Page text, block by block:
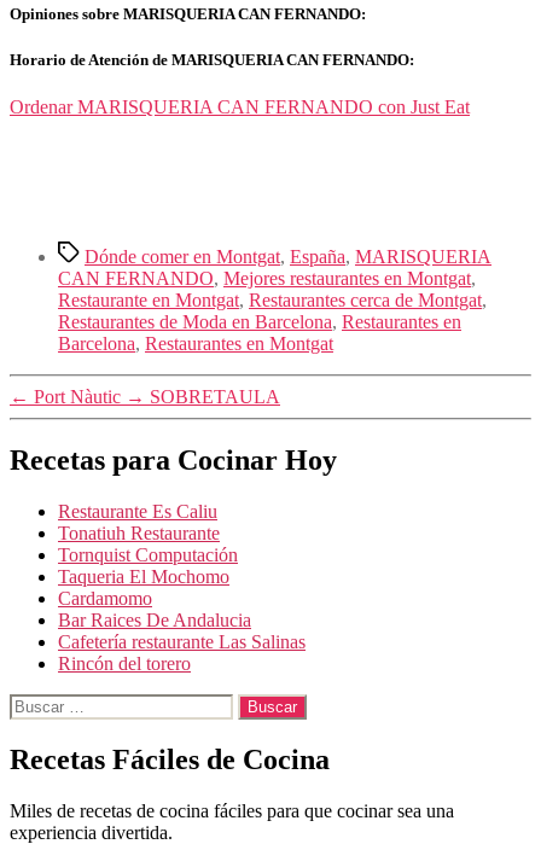
Opiniones sobre MARISQUERIA CAN FERNANDO:
Horario de Atención de MARISQUERIA CAN FERNANDO:
Ordenar MARISQUERIA CAN FERNANDO con Just Eat
Etiquetas
Dónde comer en Montgat, España, MARISQUERIA
CAN FERNANDO, Mejores restaurantes en Montgat,
Restaurante en Montgat, Restaurantes cerca de Montgat,
Restaurantes de Moda en Barcelona, Restaurantes en
Barcelona, Restaurantes en Montgat
← Port Nàutic → SOBRETAULA
Recetas para Cocinar Hoy
Restaurante Es Caliu
Tonatiuh Restaurante
Tornquist Computación
Taqueria El Mochomo
Cardamomo
Bar Raices De Andalucia
Cafetería restaurante Las Salinas
Rincón del torero
Buscar:
Recetas Fáciles de Cocina
Miles de recetas de cocina fáciles para que cocinar sea una
experiencia divertida.